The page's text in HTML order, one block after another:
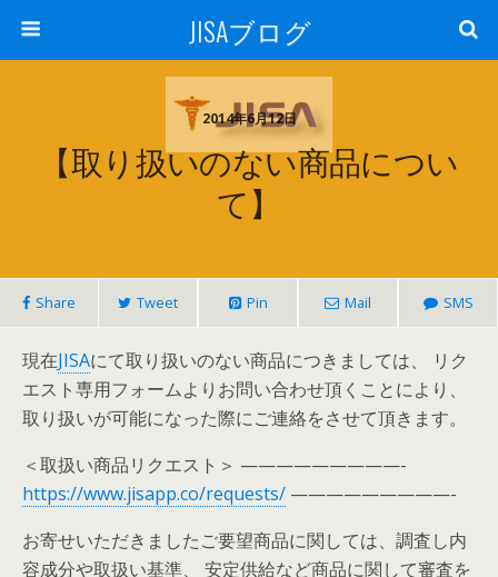
JISAブログ
2014年6月12日
【取り扱いのない商品につい
て】
Share Tweet Pin Mail SMS
現在JISAにて取り扱いのない商品につきましては、 リク
エスト専用フォームよりお問い合わせ頂くことにより、
取り扱いが可能になった際にご連絡をさせて頂きます。
＜取扱い商品リクエスト＞ —————————-
https://www.jisapp.co/requests/ —————————-
お寄せいただきましたご要望商品に関しては、調査し内
容成分や取扱い基準、 安定供給など商品に関して審査を